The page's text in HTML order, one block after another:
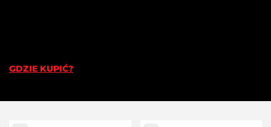
GDZIE KUPIĆ?